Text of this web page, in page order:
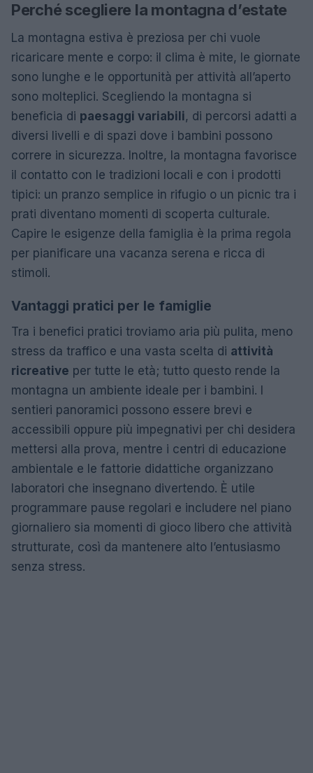
Perché scegliere la montagna d’estate
La montagna estiva è preziosa per chi vuole
ricaricare mente e corpo: il clima è mite, le giornate
sono lunghe e le opportunità per attività all’aperto
sono molteplici. Scegliendo la montagna si
beneficia di paesaggi variabili, di percorsi adatti a
diversi livelli e di spazi dove i bambini possono
correre in sicurezza. Inoltre, la montagna favorisce
il contatto con le tradizioni locali e con i prodotti
tipici: un pranzo semplice in rifugio o un picnic tra i
prati diventano momenti di scoperta culturale.
Capire le esigenze della famiglia è la prima regola
per pianificare una vacanza serena e ricca di
stimoli.
Vantaggi pratici per le famiglie
Tra i benefici pratici troviamo aria più pulita, meno
stress da traffico e una vasta scelta di attività
ricreative per tutte le età; tutto questo rende la
montagna un ambiente ideale per i bambini. I
sentieri panoramici possono essere brevi e
accessibili oppure più impegnativi per chi desidera
mettersi alla prova, mentre i centri di educazione
ambientale e le fattorie didattiche organizzano
laboratori che insegnano divertendo. È utile
programmare pause regolari e includere nel piano
giornaliero sia momenti di gioco libero che attività
strutturate, così da mantenere alto l’entusiasmo
senza stress.